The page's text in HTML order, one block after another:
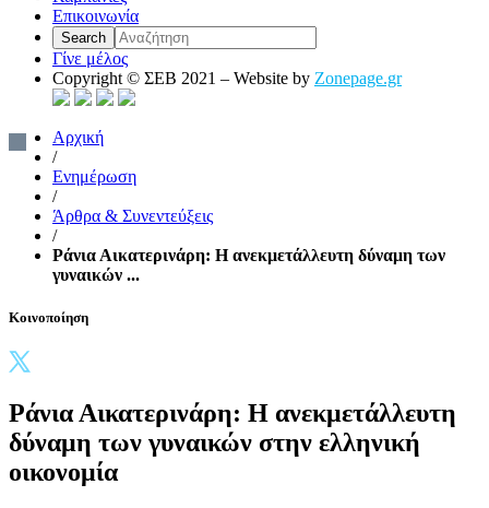
Επικοινωνία
Γίνε μέλος
Copyright © ΣΕΒ 2021 – Website by Zonepage.gr
Αρχική
/
Ενημέρωση
/
Άρθρα & Συνεντεύξεις
/
Ράνια Αικατερινάρη: Η ανεκμετάλλευτη δύναμη των
γυναικών ...
Κοινοποίηση
Ράνια Αικατερινάρη: Η ανεκμετάλλευτη
δύναμη των γυναικών στην ελληνική
οικονομία